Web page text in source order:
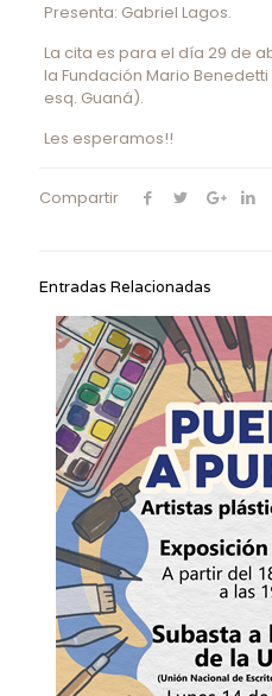
Presenta: Gabriel Lagos.
La cita es para el día 29 de
la Fundación Mario
esq. Guaná).
Les esperamos!!
Compartir
Entradas Relacionadas